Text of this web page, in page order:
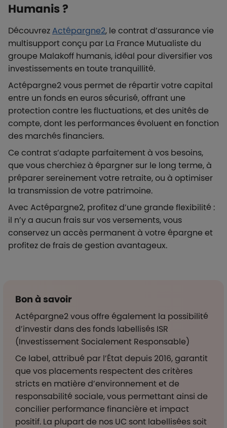
Humanis ?
DécouvrezActépargne2, le contrat d’assurance vie
multisupport conçu par La France Mutualiste du
groupe Malakoff humanis, idéal pour diversifier vos
investissements en toute tranquillité.
Actépargne2 vous permet de répartir votre capital
entre un fonds en euros sécurisé, offrant une
protection contre les fluctuations, et des unités de
compte, dont les performances évoluent en fonction
des marchés financiers.
Ce contrat s’adapte parfaitement à vos besoins,
que vous cherchiez à épargner sur le long terme, à
préparer sereinement votre retraite, ou à optimiser
la transmission de votre patrimoine.
Avec Actépargne2, profitez d’une grande flexibilité :
il n’y a aucun frais sur vos versements, vous
conservez un accès permanent à votre épargne et
profitez de frais de gestion avantageux.
Bon à savoir
Actépargne2 vous offre également la possibilité
d’investir dans des fonds labellisés ISR
(Investissement Socialement Responsable)
Ce label, attribué par l’État depuis 2016, garantit
que vos placements respectent des critères
stricts en matière d’environnement et de
responsabilité sociale, vous permettant ainsi de
concilier performance financière et impact
positif. La plupart de nos UC sont labellisées soit